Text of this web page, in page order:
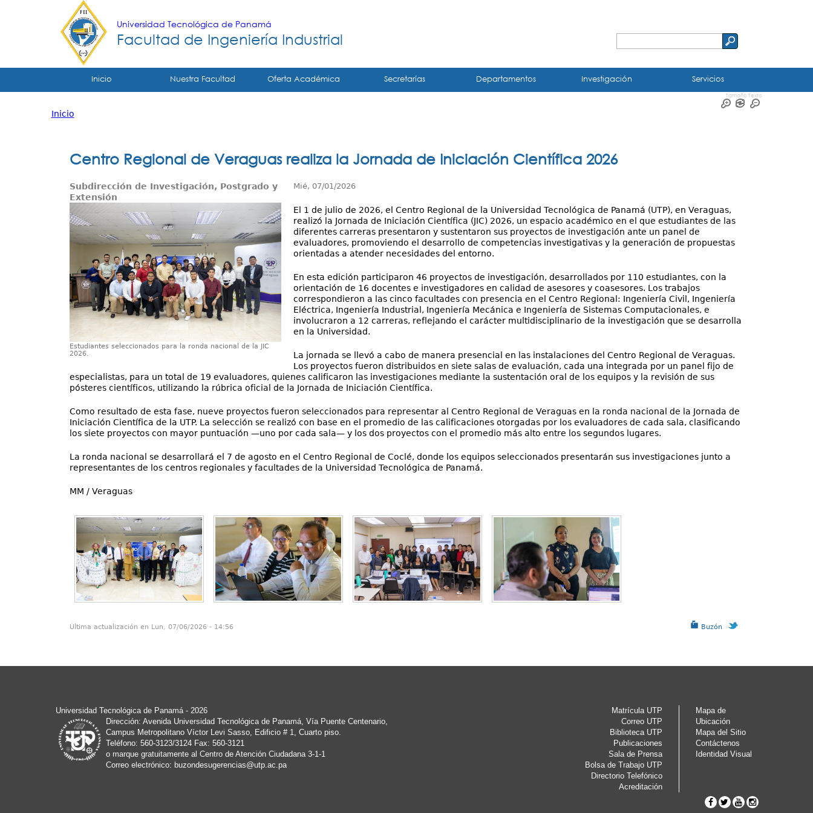
de
Universidad Tecnológica de Panamá
Facultad de Ingeniería Industrial
Tropical
Principal
Inicio Nuestra Facultad Oferta Académica Secretarías Departamentos Investigación Servicios
Tamaño Texto
está
Inicio
Centro Regional de Veraguas realiza la Jornada de Iniciación Científica 2026
Subdirección de Investigación, Postgrado y
Extensión
Estudiantes seleccionados para la ronda nacional de la JIC
2026.
Mié, 07/01/2026
El 1 de julio de 2026, el Centro Regional de la Universidad Tecnológica de Panamá (UTP), en Veraguas,
realizó la Jornada de Iniciación Científica (JIC) 2026, un espacio académico en el que estudiantes de las
diferentes carreras presentaron y sustentaron sus proyectos de investigación ante un panel de
evaluadores, promoviendo el desarrollo de competencias investigativas y la generación de propuestas
orientadas a atender necesidades del entorno.
En esta edición participaron 46 proyectos de investigación, desarrollados por 110 estudiantes, con la
orientación de 16 docentes e investigadores en calidad de asesores y coasesores. Los trabajos
correspondieron a las cinco facultades con presencia en el Centro Regional: Ingeniería Civil, Ingeniería
Eléctrica, Ingeniería Industrial, Ingeniería Mecánica e Ingeniería de Sistemas Computacionales, e
involucraron a 12 carreras, reflejando el carácter multidisciplinario de la investigación que se desarrolla
en la Universidad.
La jornada se llevó a cabo de manera presencial en las instalaciones del Centro Regional de Veraguas.
Los proyectos fueron distribuidos en siete salas de evaluación, cada una integrada por un panel fijo de
especialistas, para un total de 19 evaluadores, quienes calificaron las investigaciones mediante la sustentación oral de los equipos y la revisión de sus
pósteres científicos, utilizando la rúbrica oficial de la Jornada de Iniciación Científica.
Como resultado de esta fase, nueve proyectos fueron seleccionados para representar al Centro Regional de Veraguas en la ronda nacional de la Jornada de
Iniciación Científica de la UTP. La selección se realizó con base en el promedio de las calificaciones otorgadas por los evaluadores de cada sala, clasificando
los siete proyectos con mayor puntuación —uno por cada sala— y los dos proyectos con el promedio más alto entre los segundos lugares.
La ronda nacional se desarrollará el 7 de agosto en el Centro Regional de Coclé, donde los equipos seleccionados presentarán sus investigaciones junto a
representantes de los centros regionales y facultades de la Universidad Tecnológica de Panamá.
MM / Veraguas
Buzón
Última actualización en Lun, 07/06/2026 - 14:56
Matrícula UTP
Correo UTP
Biblioteca UTP
Publicaciones
Sala de Prensa
Bolsa de Trabajo UTP
Directorio Telefónico
Acreditación
Mapa de
Ubicación
Mapa del Sitio
Contáctenos
Identidad Visual
Universidad Tecnológica de Panamá - 2026
Dirección: Avenida Universidad Tecnológica de Panamá, Vía Puente Centenario,
Campus Metropolitano Víctor Levi Sasso, Edificio # 1, Cuarto piso.
Teléfono: 560-3123/3124 Fax: 560-3121
o marque gratuitamente al Centro de Atención Ciudadana 3-1-1
Correo electrónico: buzondesugerencias@utp.ac.pa